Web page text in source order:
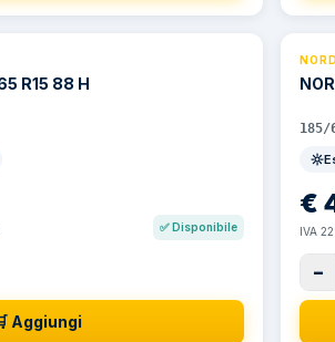
R15 88 H
✅Disponibile
Aggiungi
185/
€
IVA
−